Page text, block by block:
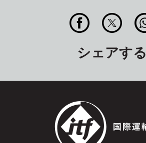
シェアする